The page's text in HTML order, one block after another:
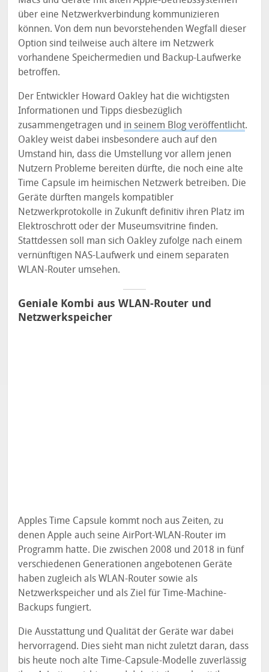
über eine Netzwerkverbindung kommunizieren
können. Von dem nun bevorstehenden Wegfall dieser
Option sind teilweise auch ältere im Netzwerk
vorhandene Speichermedien und Backup-Laufwerke
betroffen.
Der Entwickler Howard Oakley hat die wichtigsten
Informationen und Tipps diesbezüglich
zusammengetragen und in seinem Blog veröffentlicht.
Oakley weist dabei insbesondere auch auf den
Umstand hin, dass die Umstellung vor allem jenen
Nutzern Probleme bereiten dürfte, die noch eine alte
Time Capsule im heimischen Netzwerk betreiben. Die
Geräte dürften mangels kompatibler
Netzwerkprotokolle in Zukunft definitiv ihren Platz im
Elektroschrott oder der Museumsvitrine finden.
Stattdessen soll man sich Oakley zufolge nach einem
vernünftigen NAS-Laufwerk und einem separaten
WLAN-Router umsehen.
Geniale Kombi aus WLAN-Router und
Netzwerkspeicher
Apples Time Capsule kommt noch aus Zeiten, zu
denen Apple auch seine AirPort-WLAN-Router im
Programm hatte. Die zwischen 2008 und 2018 in fünf
verschiedenen Generationen angebotenen Geräte
haben zugleich als WLAN-Router sowie als
Netzwerkspeicher und als Ziel für Time-Machine-
Backups fungiert.
Die Ausstattung und Qualität der Geräte war dabei
hervorragend. Dies sieht man nicht zuletzt daran, dass
bis heute noch alte Time-Capsule-Modelle zuverlässig